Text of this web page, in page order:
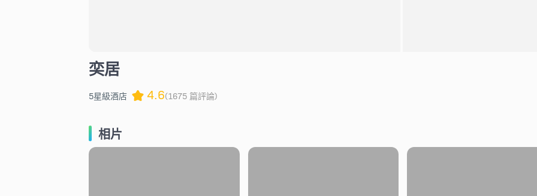
奕居
5星級酒店 4.6(1675 篇評論)
相片